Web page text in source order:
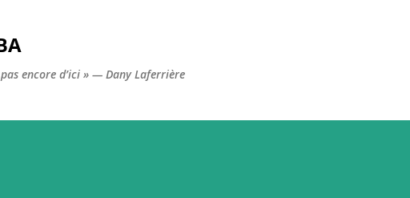
encore d’ici » — Dany Laferrière